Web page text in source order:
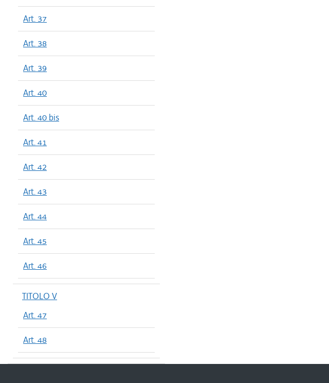
Art. 37
Art. 38
Art. 39
Art. 40
Art. 40 bis
Art. 41
Art. 42
Art. 43
Art. 44
Art. 45
Art. 46
TITOLO V
Art. 47
Art. 48